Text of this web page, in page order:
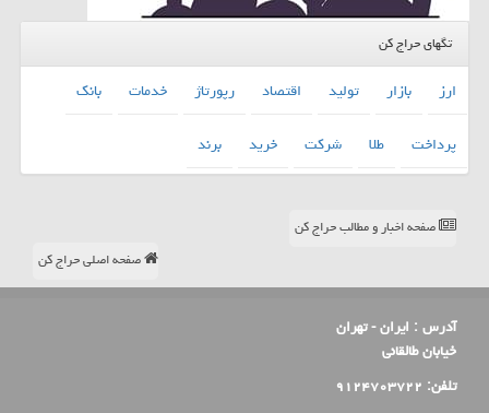
تگهای حراج کن
ارز بازار تولید اقتصاد رپورتاژ خدمات
بانك
پرداخت
طلا شركت خرید برند
صفحه اخبار و مطالب حراج کن
صفحه اصلی حراج کن
آدرس : ایران - تهران
خیابان طالقانی
تلفن: ۹۱۲۴۷۰۳۷۲۲